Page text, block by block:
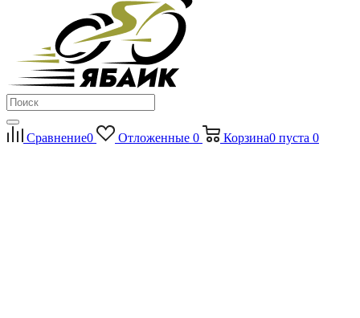
Сравнение0 Отложенные 0 Корзина0 пуста 0